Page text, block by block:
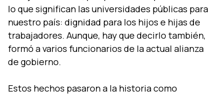
lo que significan las universidades públicas para
nuestro país: dignidad para los hijos e hijas de
trabajadores. Aunque, hay que decirlo también,
formó a varios funcionarios de la actual alianza
de gobierno.
Estos hechos pasaron a la historia como